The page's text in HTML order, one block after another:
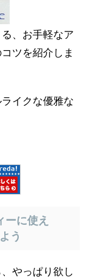
、お手軽なア
ツを紹介しま
イクな優雅な
に使え
う
やっぱり欲し